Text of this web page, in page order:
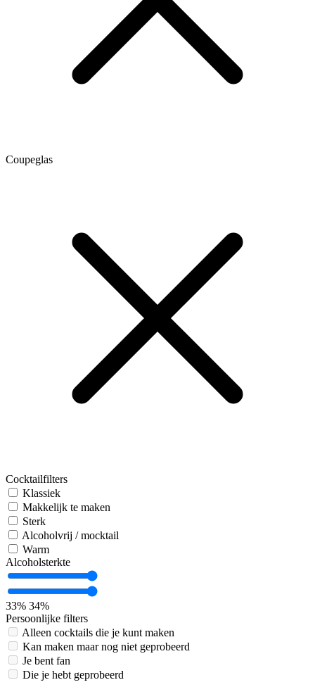
Coupeglas
Cocktailfilters
Klassiek
Makkelijk te maken
Sterk
Alcoholvrij / mocktail
Warm
Alcoholsterkte
33% 34%
Persoonlijke filters
Alleen cocktails die je kunt maken
Kan maken maar nog niet geprobeerd
Je bent fan
Die je hebt geprobeerd